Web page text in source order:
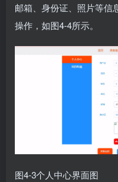
邮箱、身份证、照片等信
操作，如图4-4所示。
图4-3个人中心界面图